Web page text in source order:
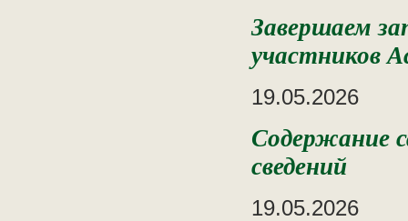
Завершаем
участников
19.05.2026
Содержание
сведений
19.05.2026